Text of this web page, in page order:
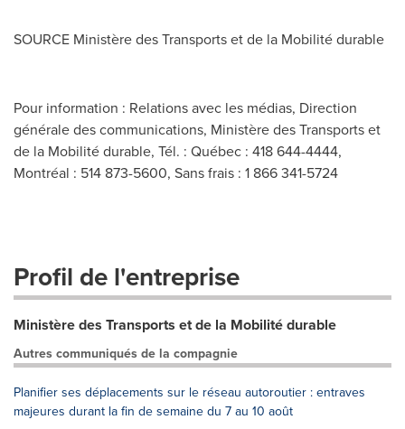
SOURCE Ministère des Transports et de la Mobilité durable
Pour information : Relations avec les médias, Direction
générale des communications, Ministère des Transports et
de la Mobilité durable, Tél. : Québec : 418 644-4444,
Montréal : 514 873-5600, Sans frais : 1 866 341-5724
Profil de l'entreprise
Ministère des Transports et de la Mobilité durable
Autres communiqués de la compagnie
Planifier ses déplacements sur le réseau autoroutier : entraves
majeures durant la fin de semaine du 7 au 10 août